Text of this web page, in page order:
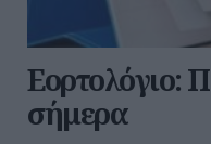
Εορτολόγιο:
σήμερα